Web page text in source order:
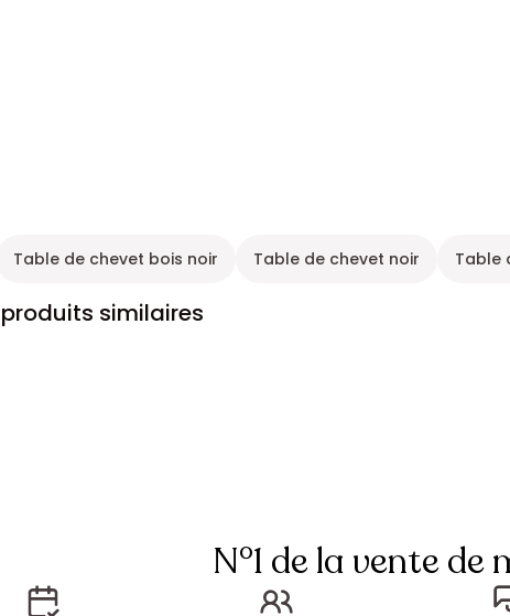
Table de chevet bois noir Table de chevet noir Table
similaires
N°1 de la vente de